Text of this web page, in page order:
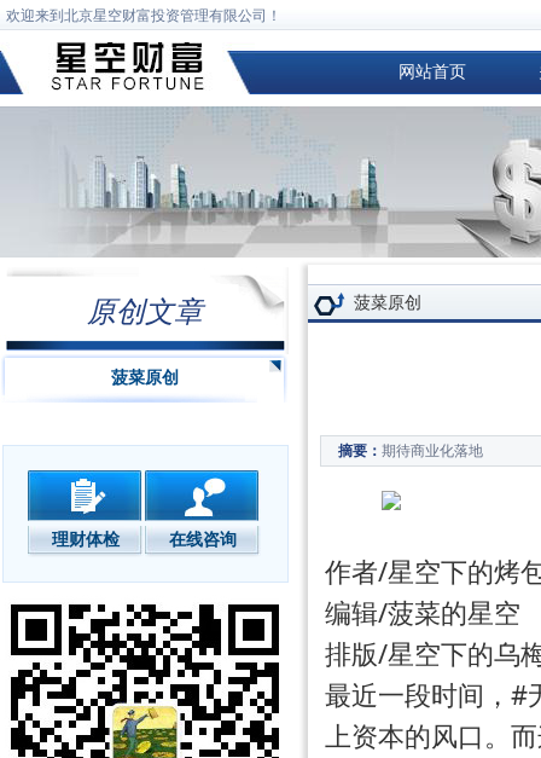
欢迎来到北京星空财富投资管理有限公司！
网站首页
原创文章
菠菜原创
理财体检 在线咨询
菠菜原创
摘要： 期待商业化落地
作者/星空下的烤
编辑/菠菜的星空
排版/星空下的乌
最近一段时间，#
上资本的风口。